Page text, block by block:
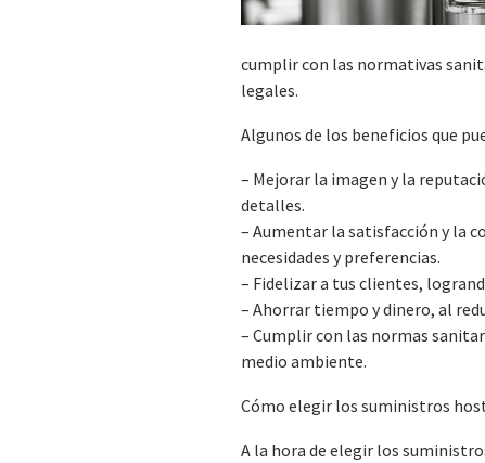
cumplir con las normativas
legales.
Algunos de los beneficios que
– Mejorar la imagen y la
detalles.
– Aumentar la satisfacción y la
necesidades y preferencias.
– Fidelizar a tus clientes,
– Ahorrar tiempo y dinero, al
– Cumplir con las normas
medio ambiente.
Cómo elegir los suministros
A la hora de elegir los